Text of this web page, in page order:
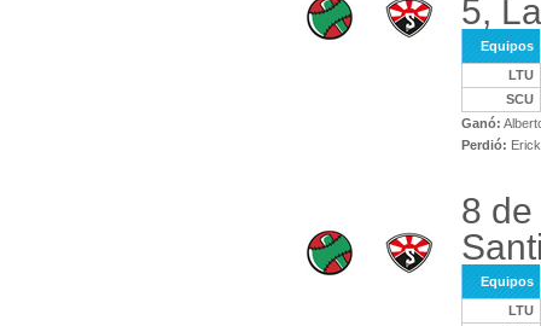
5,
Equipos
LTU
SCU
Ganó:
Perdió:
8
Equipos
LTU